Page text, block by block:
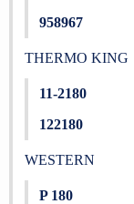
958967
THERMO KING
11-2180
122180
WESTERN
P 180